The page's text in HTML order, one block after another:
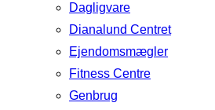
Dagligvare
Dianalund Centret
Ejendomsmægler
Fitness Centre
Genbrug